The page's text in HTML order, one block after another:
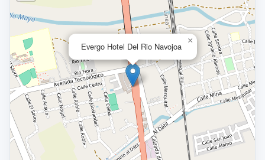
Evergo Hotel Del Rio Navojoa
×